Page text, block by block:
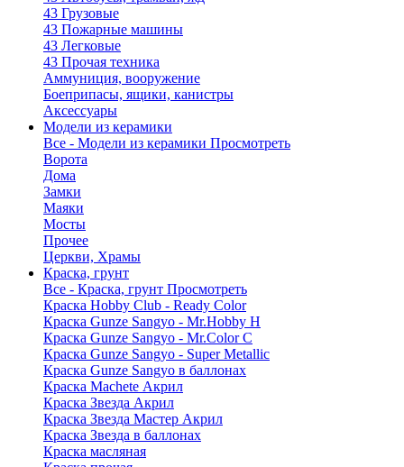
43 Грузовые
43 Пожарные машины
43 Легковые
43 Прочая техника
Аммуниция, вооружение
Боеприпасы, ящики, канистры
Аксессуары
Модели из керамики
Все - Модели из керамики Просмотреть
Ворота
Дома
Замки
Маяки
Мосты
Прочее
Церкви, Храмы
Краска, грунт
Все - Краска, грунт Просмотреть
Краска Hobby Club - Ready Color
Краска Gunze Sangyo - Mr.Hobby H
Краска Gunze Sangyo - Mr.Color C
Краска Gunze Sangyo - Super Metallic
Краска Gunze Sangyo в баллонах
Краска Machete Акрил
Краска Звезда Акрил
Краска Звезда Мастер Акрил
Краска Звезда в баллонах
Краска масляная